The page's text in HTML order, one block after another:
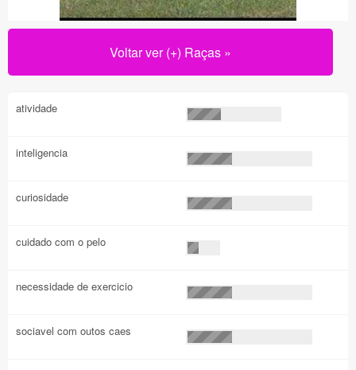
Voltar ver (+) Raças »
atividade
inteligencia
curiosidade
cuidado com o pelo
necessidade de exercicio
sociavel com outos caes